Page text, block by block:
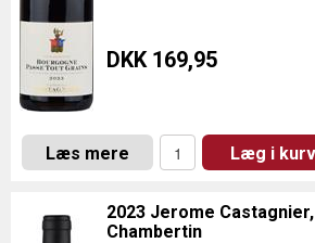
DKK 169,95
Læs mere Læg i kurv
2023 Jerome
Chambertin